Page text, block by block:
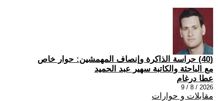
(40) حراسة الذاكرة وإنصاف المهمشين: حوار خاص
مع الباحثة والكاتبة سهير عبد الحميد
عطا درغام
2026 / 8 / 9
مقابلات و حوارات